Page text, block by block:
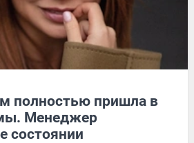
полностью пришла в
Менеджер
состоянии